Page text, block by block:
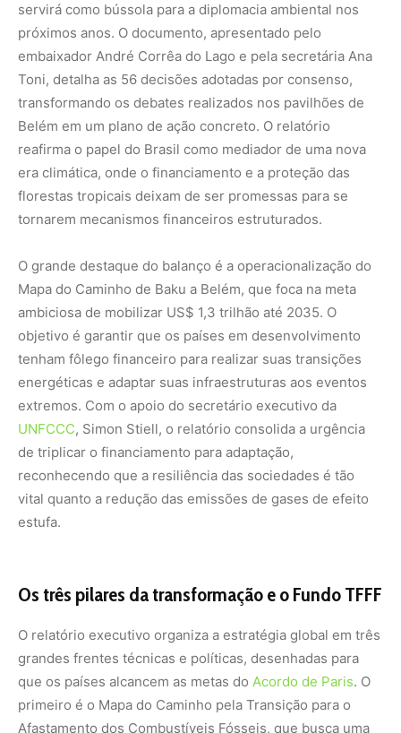
servirá como bússola para a diplomacia ambiental nos
próximos anos. O documento, apresentado pelo
embaixador André Corrêa do Lago e pela secretária Ana
Toni, detalha as 56 decisões adotadas por consenso,
transformando os debates realizados nos pavilhões de
Belém em um plano de ação concreto. O relatório
reafirma o papel do Brasil como mediador de uma nova
era climática, onde o financiamento e a proteção das
florestas tropicais deixam de ser promessas para se
tornarem mecanismos financeiros estruturados.
O grande destaque do balanço é a operacionalização do
Mapa do Caminho de Baku a Belém, que foca na meta
ambiciosa de mobilizar US$ 1,3 trilhão até 2035. O
objetivo é garantir que os países em desenvolvimento
tenham fôlego financeiro para realizar suas transições
energéticas e adaptar suas infraestruturas aos eventos
extremos. Com o apoio do secretário executivo da
UNFCCC, Simon Stiell, o relatório consolida a urgência
de triplicar o financiamento para adaptação,
reconhecendo que a resiliência das sociedades é tão
vital quanto a redução das emissões de gases de efeito
estufa.
Os três pilares da transformação e o Fundo TFFF
O relatório executivo organiza a estratégia global em três
grandes frentes técnicas e políticas, desenhadas para
que os países alcancem as metas do Acordo de Paris. O
primeiro é o Mapa do Caminho pela Transição para o
Afastamento dos Combustíveis Fósseis, que busca uma